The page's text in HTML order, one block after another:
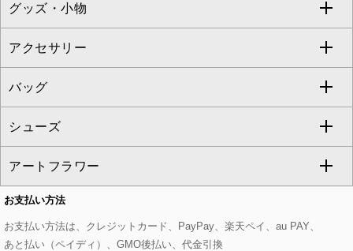
eur3
アンサンブルセット
ベスト・ジレ
パーカー
タンクトップ・キャミソール
スウェット・ジャージー
その他のトップス
ジャンパースカート
その他のワンピース・ドレス
ガウチョ・ワイドパンツ
ハーフ・ショート丈パンツ
サロペット・オールインワン
その他のパンツ
ひざ丈スカート
ミモレ丈スカート
ショート・ミニ丈スカート
その他のスカート
テーラードジャケット
ノーカラージャケット
セットアップ
セットアップジャケット
セットアップパンツ
セットアップスカート
セットアップワンピース
すべてのコート・ブルゾン
トレンチコート
ピーコート
ダッフルコート
チェスターコート
モッズコート
ステンカラーコート
グッズ・小物
すべてのグッズ・小物
マスク
ストール・マフラー・スヌード
ベルト・サスペンダー
帽子
ヘアアクセサリー
アクセサリー
すべてのアクセサリー
ネックレス
ピアス・イヤリング
ブレスレット・バングル
ブローチ・コサージュ
バッグ
すべてのバッグ
トートバッグ
ショルダーバッグ
ボストンバッグ
シューズ
すべてのシューズ
パンプス
スニーカー
アートフラワー
すべてのアートフラワー
ローズ
お支払い方法
お支払い方法は、クレジットカード、PayPay、楽天ペイ、au PAY、
あと払い（ペイディ）、GMO後払い、代金引換